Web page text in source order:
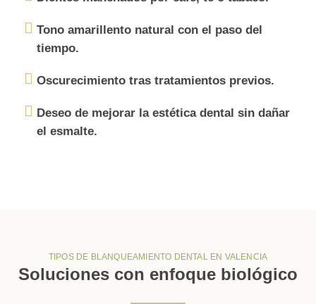
Tono amarillento natural con el paso del
tiempo.
Oscurecimiento tras tratamientos previos.
Deseo de mejorar la estética dental sin dañar
el esmalte.
TIPOS DE BLANQUEAMIENTO DENTAL EN VALENCIA
Soluciones con enfoque biológico